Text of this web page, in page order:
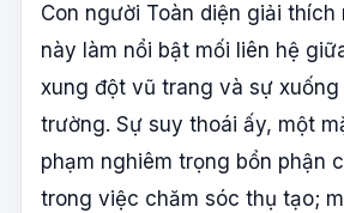
Con người Toàn diện giải thích
này làm nổi bật mối liên hệ
xung đột vũ trang và sự xuống
trường. Sự suy thoái ấy, một
phạm nghiêm trọng bổn phận
trong việc chăm sóc thụ tạo;